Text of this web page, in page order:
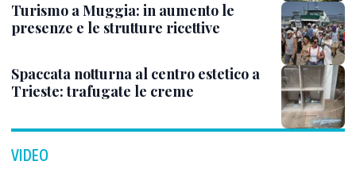
Turismo a Muggia: in aumento le
presenze e le strutture ricettive
Spaccata notturna al centro estetico a
Trieste: trafugate le creme
VIDEO